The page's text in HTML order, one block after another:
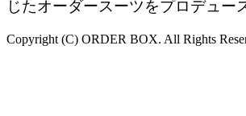
じたオーダースーツをプロデュー
Copyright (C) ORDER BOX. All Rights